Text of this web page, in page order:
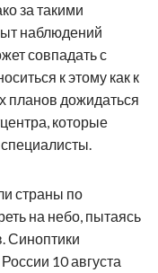
за такими
наблюдений
совпадать с
к этому как к
планов дожидаться
которые
страны по
на небо, пытаясь
Синоптики
10 августа